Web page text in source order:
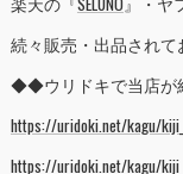
続々販売・出品されて
◆◆ウリドキで当店
https://uridoki.net/kagu/
https://uridoki.net/kagu/